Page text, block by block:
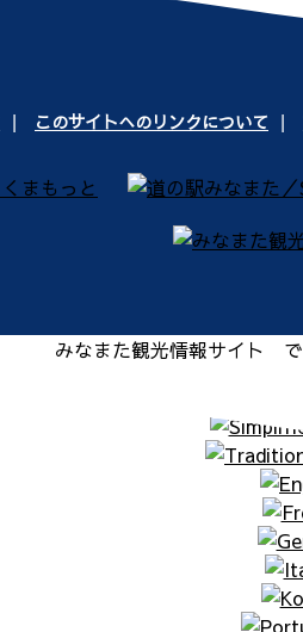
このサイトへのリンクについて
みなまた観光情報サイト